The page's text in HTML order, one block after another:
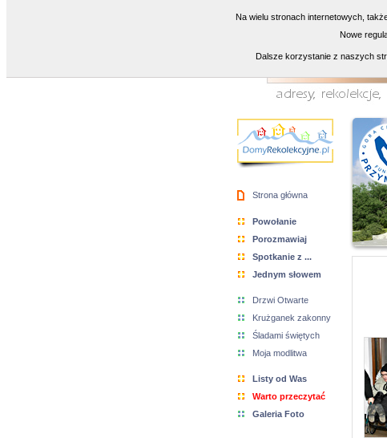
Strona główna
Powołanie
Porozmawiaj
Spotkanie z ...
Jednym słowem
Drzwi Otwarte
Krużganek zakonny
Śladami świętych
Moja modlitwa
Listy od Was
Warto przeczytać
Galeria Foto
Na wielu stronach internetowych,
Nowe
Dalsze korzystanie z naszych